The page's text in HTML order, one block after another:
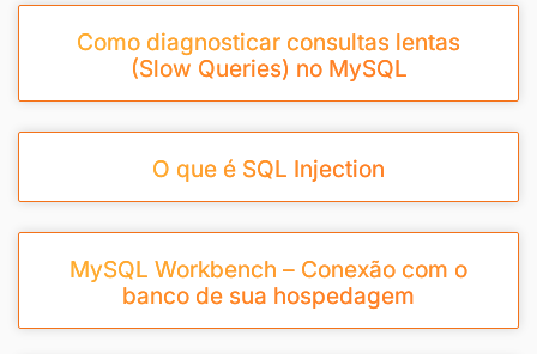
Como diagnosticar consultas lentas
(Slow Queries) no MySQL
O que é SQL Injection
MySQL Workbench – Conexão com o
banco de sua hospedagem